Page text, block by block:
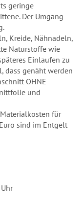
geringe
Der Umgang
Kreide, Nähnadeln,
Naturstoffe wie
Einlaufen zu
dass genäht werden
OHNE
und
für
sind im Entgelt